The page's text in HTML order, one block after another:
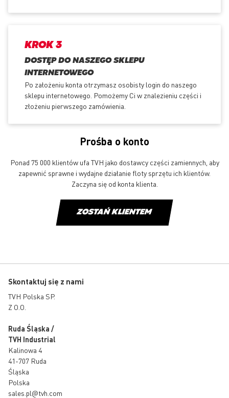
KROK 3
DOSTĘP DO NASZEGO SKLEPU
INTERNETOWEGO
Po założeniu konta otrzymasz osobisty login do naszego
sklepu internetowego. Pomożemy Ci w znalezieniu części i
złożeniu pierwszego zamówienia.
Prośba o konto
Ponad 75 000 klientów ufa TVH jako dostawcy części zamiennych, aby
zapewnić sprawne i wydajne działanie floty sprzętu ich klientów.
Zaczyna się od konta klienta.
ZOSTAŃ KLIENTEM
Skontaktuj się z nami
TVH Polska SP.
Z O.O.
Ruda Śląska /
TVH Industrial
Kalinowa 4
41-707 Ruda
Śląska
Polska
sales.pl@tvh.com